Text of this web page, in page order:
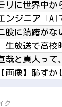
股に躊躇がな
ク